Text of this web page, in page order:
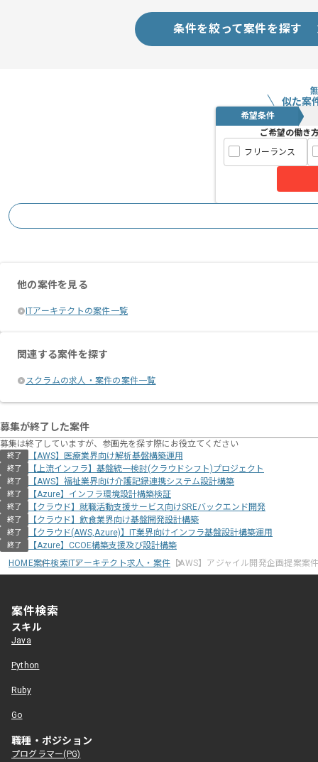
条件を絞って案件を探す
似た案
希望条件
ご希望の働き
フリーランス
他の案件を見る
ITアーキテクトの案件一覧
関連する案件を探す
スクラムの求人・案件の案件一覧
募集が終了した案件
募集は終了していますが、参画先を探す際にお役立てください
終了 【AWS】医療業界向け解析基盤構築運用
終了 【上流インフラ】基盤統一検討(クラウドシフト)プロジェクト
終了 【AWS】福祉業界向け介護記録連携システム設計構築
終了 【Azure】インフラ環境設計構築検証
終了 【クラウド】就職活動支援サービス向けSREバックエンド開発
終了 【クラウド】飲食業界向け基盤開発設計構築
終了 【クラウド(AWS,Azure)】IT業界向けインフラ基盤設計構築運用
終了
【Azure】CCOE構築支援及び設計構築
HOME案件検索ITアーキテクト求人・案件 【AWS】アジャイル開発企画提案案
案件検索
スキル
Java
Python
Ruby
Go
職種・ポジション
プログラマー(PG)